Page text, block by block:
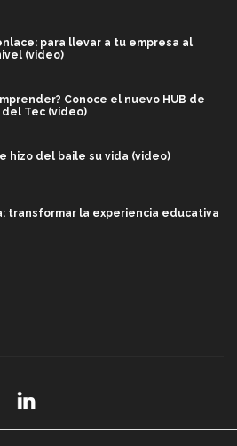
para llevar a tu empresa al
(video)
Conoce el nuevo HUB de
del Tec (video)
hizo del baile su vida (video)
transformar la experiencia educativa